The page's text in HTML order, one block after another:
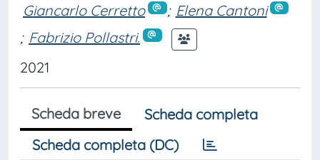
Giancarlo Cerretto
; Elena Cantoni
; Fabrizio Pollastri.
2021
Scheda breve
Scheda completa
Scheda completa (DC)